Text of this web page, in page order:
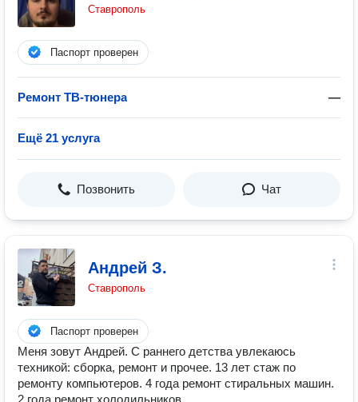
Ставрополь
Паспорт проверен
Ремонт ТВ-тюнера —
Ещё 21 услуга
Позвонить Чат
Андрей З.
Ставрополь
Паспорт проверен
Меня зовут Андрей. С раннего детства увлекаюсь
техникой: сборка, ремонт и прочее. 13 лет стаж по
ремонту компьютеров. 4 года ремонт стиральных машин.
2 года ремонт холодильников.